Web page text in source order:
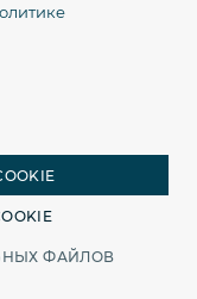
и Покупателем
ФАЙЛОВКорзина